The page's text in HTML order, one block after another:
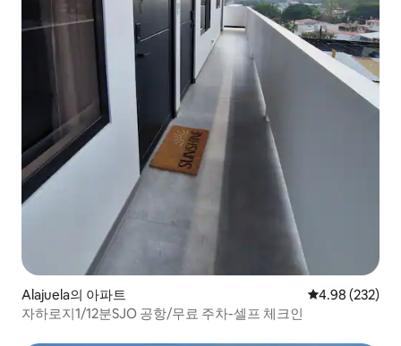
Alajuela의 아파트 평점 4.98점(5
4.98 (232)
자하로지1/12분SJO 공항/무료 주차-셀프 체크인